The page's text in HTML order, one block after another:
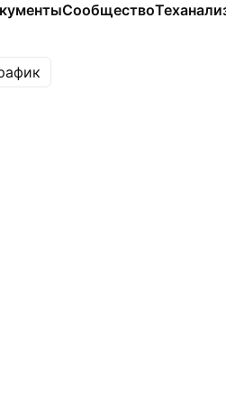
СообществоТеханализ